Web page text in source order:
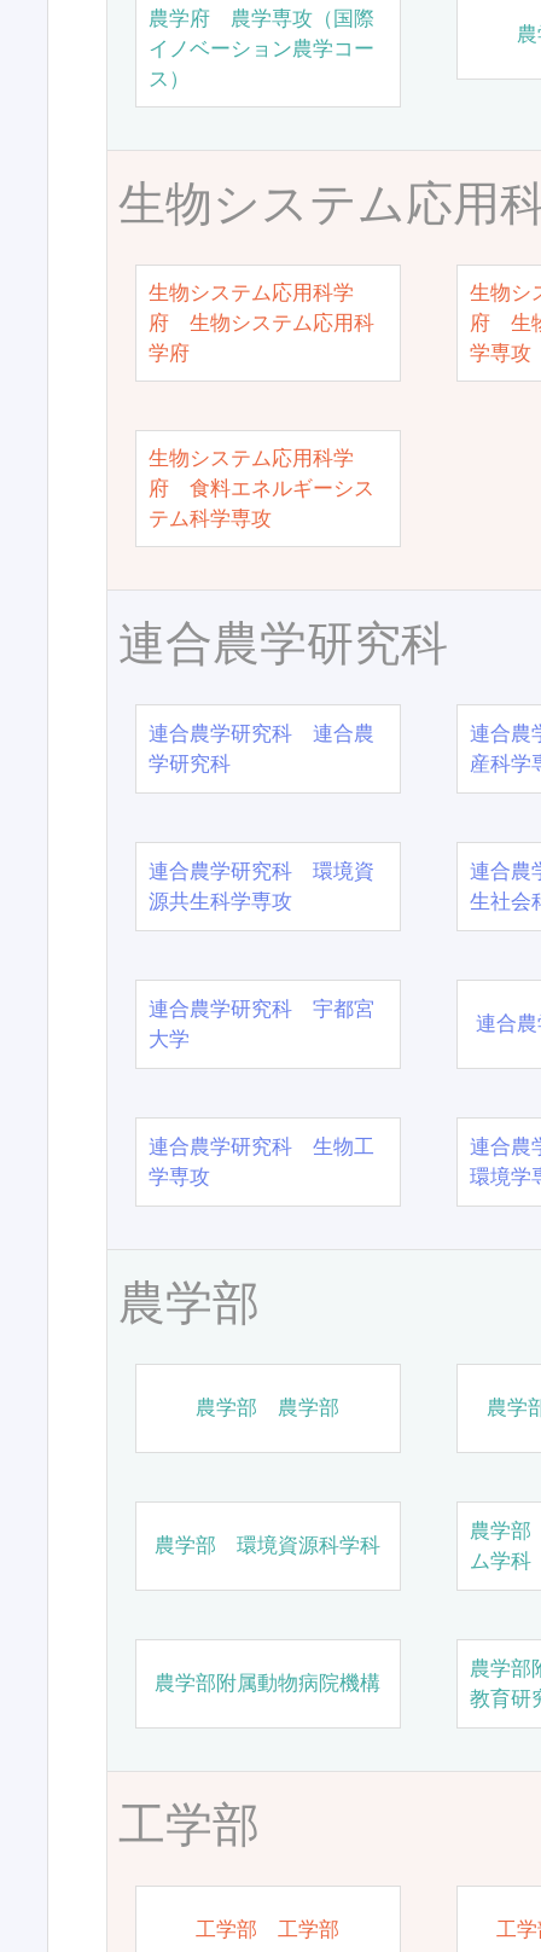
農学府 農学専攻（国際
イノベーション農学コー
ス）
生物システム応用
生物システム応用科学
府 生物システム応用科
学府
生物シ
府 生
学専攻
生物システム応用科学
府 食料エネルギーシス
テム科学専攻
連合農学研究科
連合農学研究科 連合農
学研究科
連合農
産科学
連合農学研究科 環境資
源共生科学専攻
連合農
生社会
連合農学研究科 宇都宮
大学
連合
連合農学研究科 生物工
学専攻
連合農
環境学
農学部
農学部 農学部 農学
農学部 環境資源科学科
農学
ム学科
農学部附属動物病院機構
農学部
教育研
工学部
工学部 工学部 工